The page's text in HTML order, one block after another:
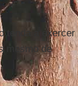
tenda a exercer
mesmo de